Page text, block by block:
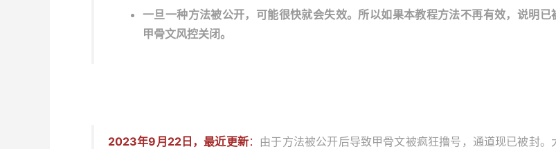
一旦一种方法被公开，可能很快就会失效。所以如果本教程方法不再有效，说明已
甲骨文风控关闭。
2023年9月22日，最近更新： 由于方法被公开后导致甲骨文被疯狂撸号，通道现已被封。